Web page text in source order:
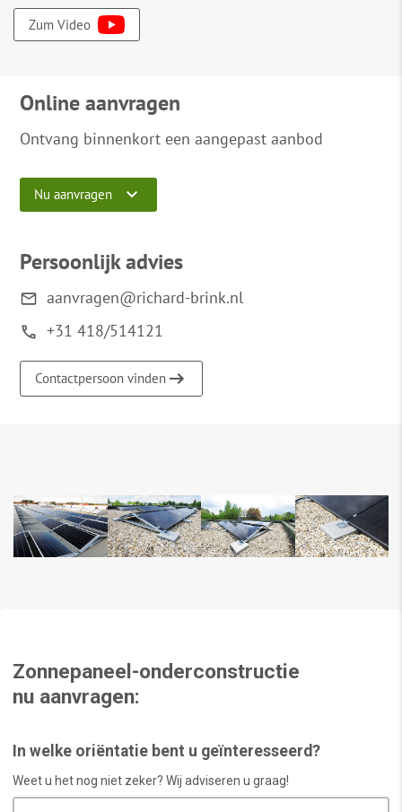
Zum Video
Online aanvragen
Ontvang binnenkort een aangepast aanbod
Nu aanvragen
Persoonlijk advies
aanvragen@richard-brink.nl
+31 418/514121
Contactpersoon vinden